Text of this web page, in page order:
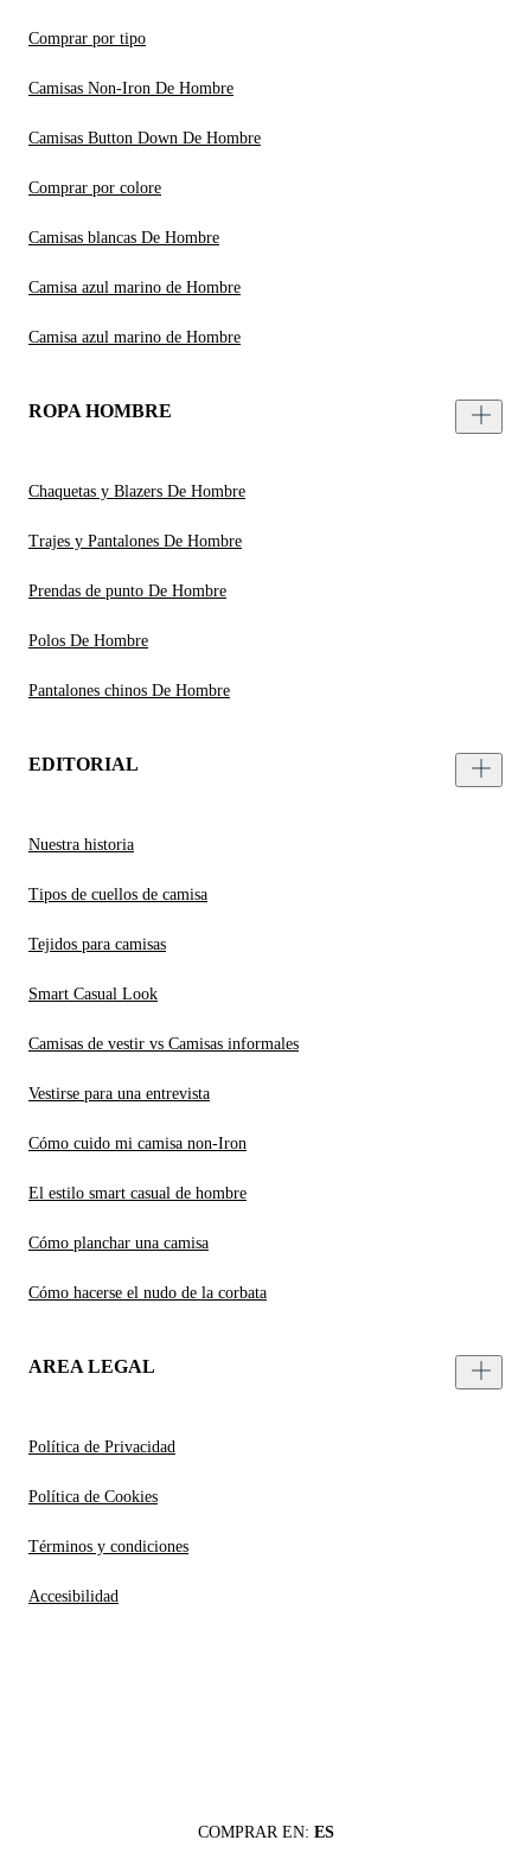
Comprar por tipo
Camisas Non-Iron De Hombre
Camisas Button Down De Hombre
Comprar por colore
Camisas blancas De Hombre
Camisa azul marino de Hombre
Camisa azul marino de Hombre
ROPA HOMBRE
Chaquetas y Blazers De Hombre
Trajes y Pantalones De Hombre
Prendas de punto De Hombre
Polos De Hombre
Pantalones chinos De Hombre
EDITORIAL
Nuestra historia
Tipos de cuellos de camisa
Tejidos para camisas
Smart Casual Look
Camisas de vestir vs Camisas informales
Vestirse para una entrevista
Cómo cuido mi camisa non-Iron
El estilo smart casual de hombre
Cómo planchar una camisa
Cómo hacerse el nudo de la corbata
AREA LEGAL
Política de Privacidad
Política de Cookies
Términos y condiciones
Accesibilidad
COMPRAR EN: ES